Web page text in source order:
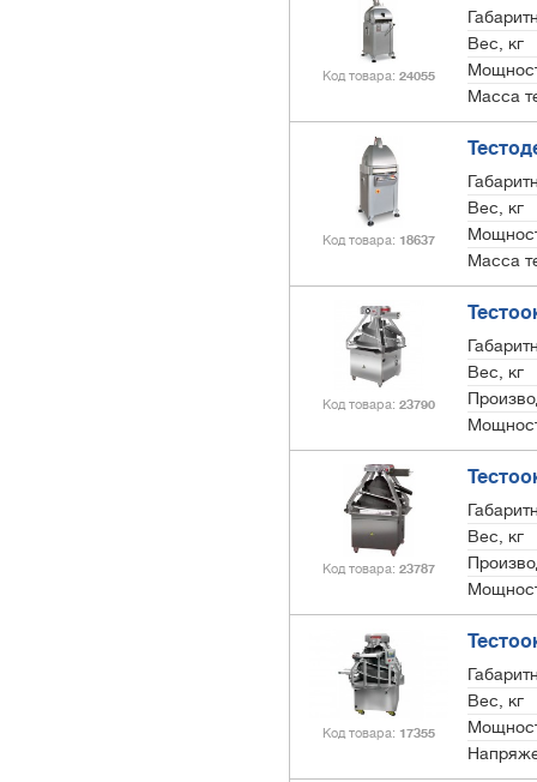
Код товара 24055
Вес, кг
Масса
Код товара 18637
Вес, кг
Масса
Код товара 23790
Вес, кг
Код товара 23787
Вес, кг
Код товара 17355
Вес, кг